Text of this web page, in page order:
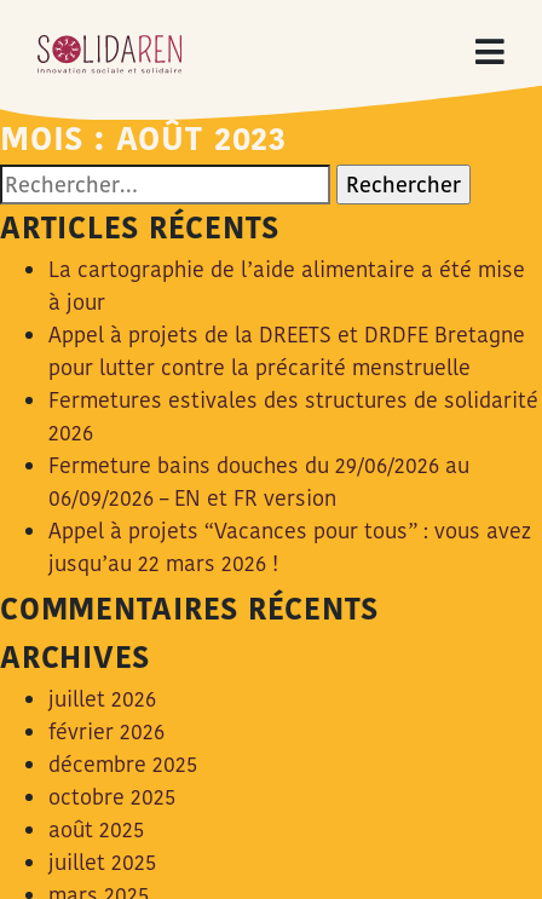
MOIS : AOÛT 2023
Rechercher :
ARTICLES RÉCENTS
La cartographie de l’aide alimentaire a été mise
à jour
Appel à projets de la DREETS et DRDFE Bretagne
pour lutter contre la précarité menstruelle
Fermetures estivales des structures de solidarité
2026
Fermeture bains douches du 29/06/2026 au
06/09/2026 – EN et FR version
Appel à projets “Vacances pour tous” : vous avez
jusqu’au 22 mars 2026 !
COMMENTAIRES RÉCENTS
ARCHIVES
juillet 2026
février 2026
décembre 2025
octobre 2025
août 2025
juillet 2025